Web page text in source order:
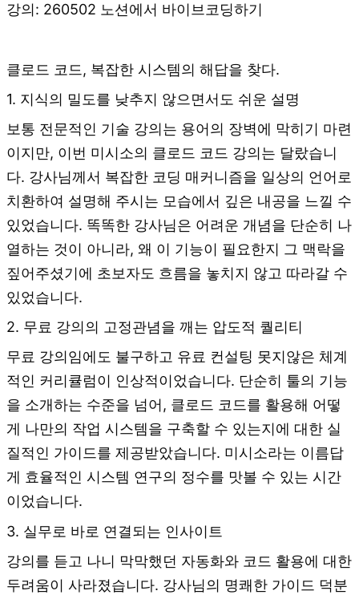
강의: 260502 노션에서 바이브코딩하기
클로드 코드, 복잡한 시스템의 해답을 찾다.
1. 지식의 밀도를 낮추지 않으면서도 쉬운 설명
보통 전문적인 기술 강의는 용어의 장벽에 막히기 마련
이지만, 이번 미시소의 클로드 코드 강의는 달랐습니
다. 강사님께서 복잡한 코딩 매커니즘을 일상의 언어로
치환하여 설명해 주시는 모습에서 깊은 내공을 느낄 수
있었습니다. 똑똑한 강사님은 어려운 개념을 단순히 나
열하는 것이 아니라, 왜 이 기능이 필요한지 그 맥락을
짚어주셨기에 초보자도 흐름을 놓치지 않고 따라갈 수
있었습니다.
2. 무료 강의의 고정관념을 깨는 압도적 퀄리티
무료 강의임에도 불구하고 유료 컨설팅 못지않은 체계
적인 커리큘럼이 인상적이었습니다. 단순히 툴의 기능
을 소개하는 수준을 넘어, 클로드 코드를 활용해 어떻
게 나만의 작업 시스템을 구축할 수 있는지에 대한 실
질적인 가이드를 제공받았습니다. 미시소라는 이름답
게 효율적인 시스템 연구의 정수를 맛볼 수 있는 시간
이었습니다.
3. 실무로 바로 연결되는 인사이트
강의를 듣고 나니 막막했던 자동화와 코드 활용에 대한
두려움이 사라졌습니다. 강사님의 명쾌한 가이드 덕분